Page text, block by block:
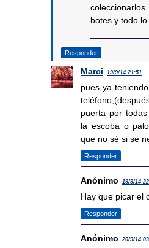
botes y todo lo
Responder
Marci 19/9/14 21:51
pues ya
puerta por
la escoba o
que no sé si se
Responder
Anónimo 19/9/14
Hay que picar el
Responder
Anónimo 20/9/14